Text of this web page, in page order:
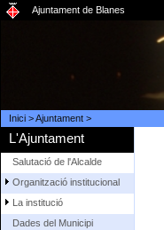
Ajuntament de Blanes
Inici>Ajuntament>
L'Ajuntament
Salutació de l'Alcalde
Organització institucional
La institució
Dades del Municipi